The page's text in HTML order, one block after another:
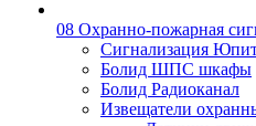
08 Охранно-пожарная
Сигнализация
Болид ШПС шкафы
Болид Радиоканал
Извещатели